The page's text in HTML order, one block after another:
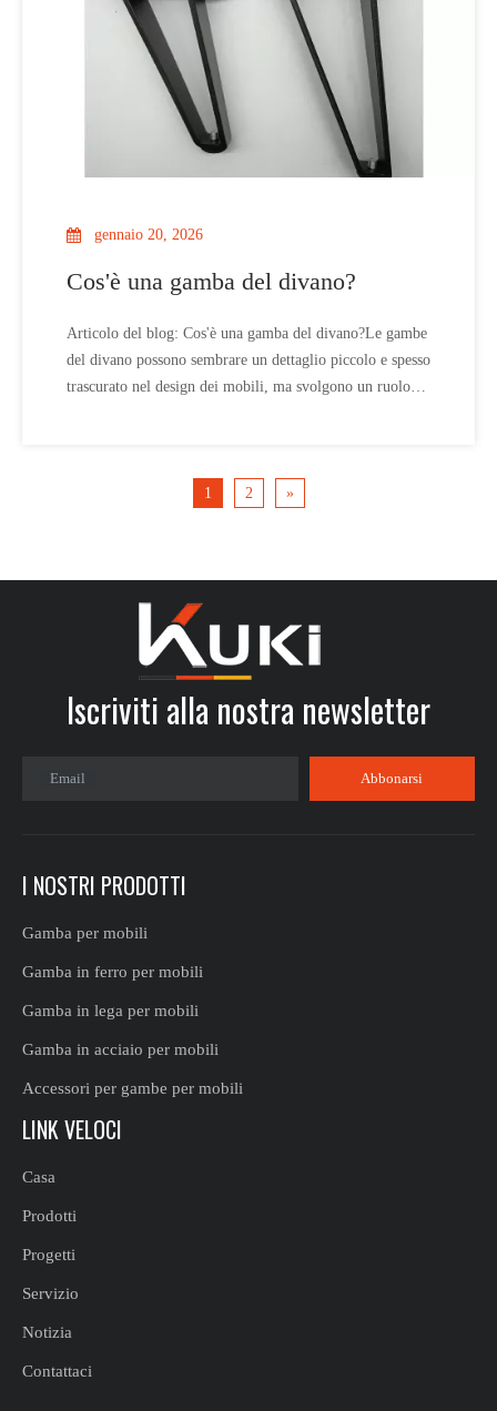
gennaio 20, 2026
Cos'è una gamba del divano?
Articolo del blog: Cos'è una gamba del divano?Le gambe
del divano possono sembrare un dettaglio piccolo e spesso
trascurato nel design dei mobili, ma svolgono un ruolo
1 2 »
Iscriviti alla nostra newsletter​​​​​​​
Email Abbonarsi
I NOSTRI PRODOTTI
Gamba per mobili
Gamba in ferro per mobili
Gamba in lega per mobili
Gamba in acciaio per mobili
Accessori per gambe per mobili
LINK VELOCI
Casa
Prodotti
Progetti
Servizio
Notizia
Contattaci